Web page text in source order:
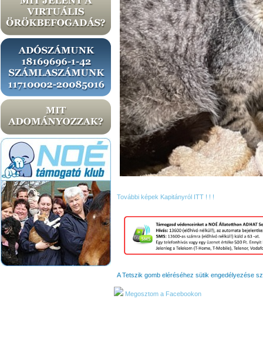
További képek Kapitányról ITT ! ! !
A Tetszik gomb eléréséhez sütik engedélyezése
Megosztom a Facebookon